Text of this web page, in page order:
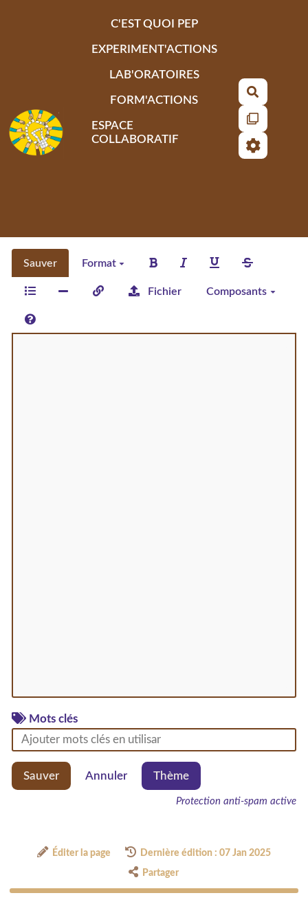
C'EST QUOI PEP
EXPERIMENT'ACTIONS
LAB'ORATOIRES
FORM'ACTIONS
ESPACE
COLLABORATIF
Sauver Format
Fichier Composants
Mots clés
Sauver Annuler Thème
Protection anti-spam active
Éditer la page Dernière édition : 07 Jan 2025
Partager